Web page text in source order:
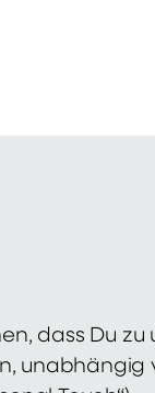
dass Du zu
unabhängig